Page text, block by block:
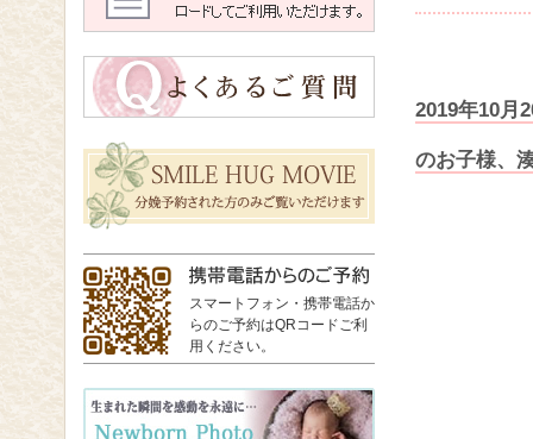
スマートフォン・携帯電話か
らのご予約はQRコードご利
用ください。
2019年10月
のお子様、